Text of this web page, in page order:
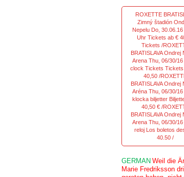
ROXETTE
Zimný štadión
Nepelu Do,
Uhr Tickets ab €
Tickets /
BRATISLAVA Ondrej
Arena Thu, 06/30/
clock Tickets Tickets
40,50 /
BRATISLAVA Ondrej
Aréna Thu, 06/30/
klocka biljetter
40,50 € /
BRATISLAVA Ondrej
Arena Thu, 06/30/
reloj Los boletos
40.50 /
GERMAN Weil die
Marie Fredriksson